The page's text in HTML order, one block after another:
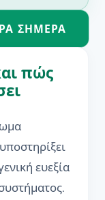
ΣΉΜΕΡΑ
πώς
ευεξία